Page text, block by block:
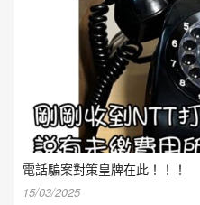
電話騙案對策皇牌在此！！！
15/03/2025